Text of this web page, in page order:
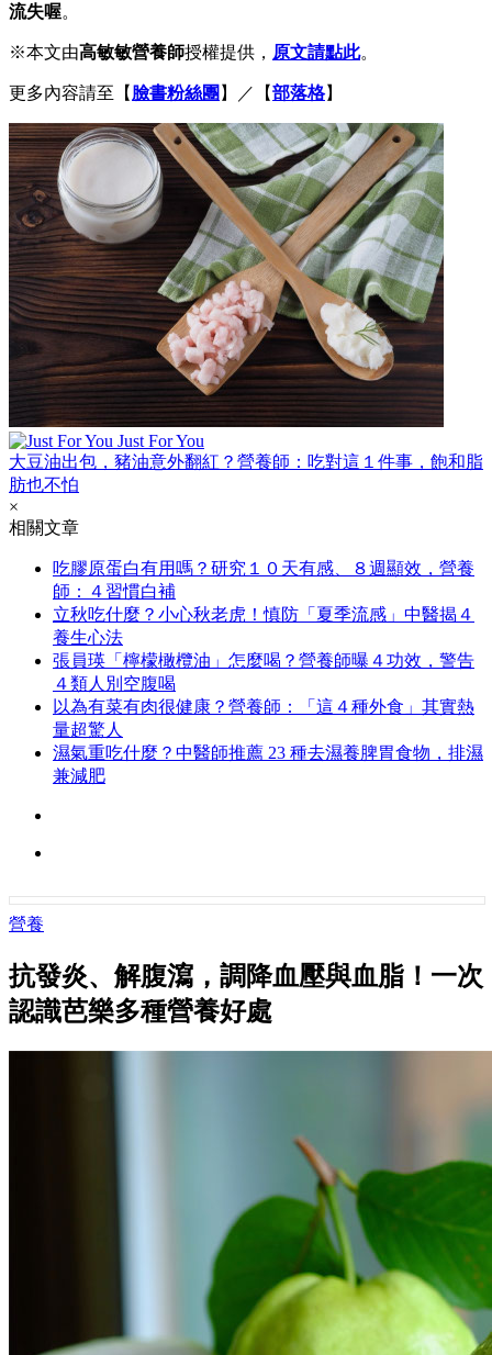
流失喔。
※本文由高敏敏營養師授權提供， 原文請點此。
更多內容請至【 臉書粉絲團 】／【部落格】
Just For You
大豆油出包，豬油意外翻紅？營養師：吃對這１件事，飽和脂
肪也不怕
×
相關文章
吃膠原蛋白有用嗎？研究１０天有感、８週顯效，營養
師：４習慣白補
立秋吃什麼？小心秋老虎！慎防「夏季流感」中醫揭４
養生心法
張員瑛「檸檬橄欖油」怎麼喝？營養師曝４功效，警告
４類人別空腹喝
以為有菜有肉很健康？營養師：「這４種外食」其實熱
量超驚人
濕氣重吃什麼？中醫師推薦 23 種去濕養脾胃食物，排濕
兼減肥
營養
抗發炎、解腹瀉，調降血壓與血脂！一次
認識芭樂多種營養好處